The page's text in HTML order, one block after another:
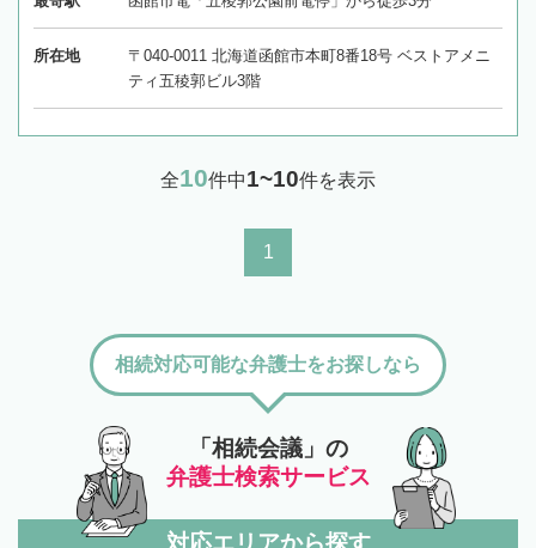
所在地
〒040-0011 北海道函館市本町8番18号 ベストアメニ
ティ五稜郭ビル3階
全10件中1~10件を表示
1
「相続会議」の
弁護士検索サービス
相続対応可能な弁護士をお探しなら